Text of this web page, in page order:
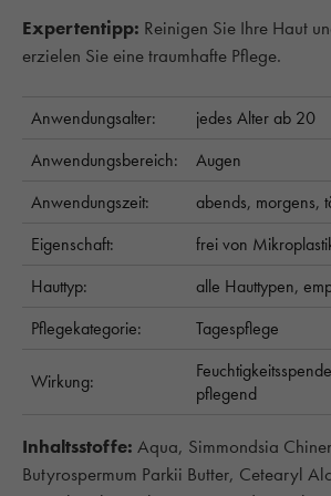
Expertentipp: Reinigen Sie Ihre Haut
erzielen Sie eine traumhafte Pflege.
Anwendungsalter:
jedes Alter ab 20
Anwendungsbereich:
Augen
Anwendungszeit:
abends, morgens,
Eigenschaft:
frei von
Hauttyp:
alle Hauttypen,
Pflegekategorie:
Tagespflege
Wirkung:
pflegend
Inhaltsstoffe: Aqua, Simmondsia
Butyrospermum Parkii Butter, Cetearyl